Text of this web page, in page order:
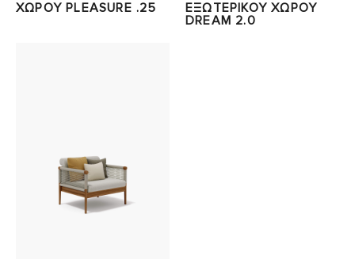
ΧΩΡΟΥ PLEASURE .25
ΕΞΩΤΕΡΙΚΟΥ ΧΩΡΟΥ
DREAM 2.0